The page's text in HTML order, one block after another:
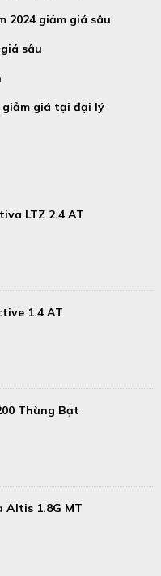
2024 giảm giá sâu
sâu
giảm giá tại đại lý
LTZ 2.4 AT
1.4 AT
Thùng Bạt
Altis 1.8G MT